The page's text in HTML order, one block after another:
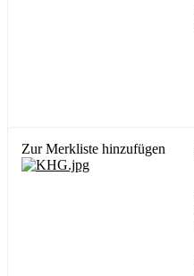
Zur Merkliste hinzufügen